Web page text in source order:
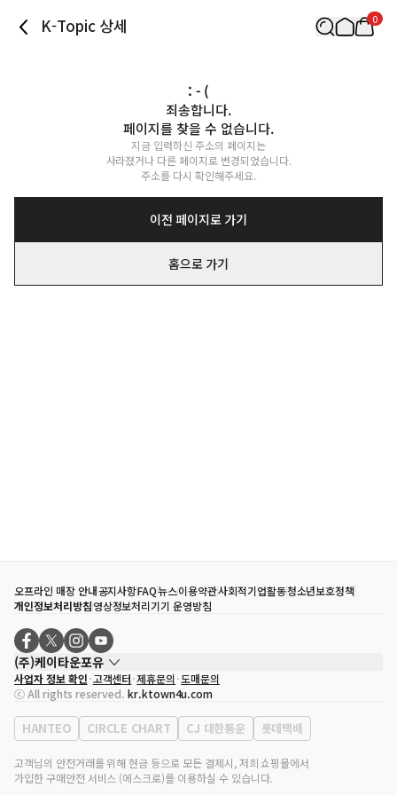
K-Topic 상세 0
: - (
죄송합니다.
페이지를 찾을 수 없습니다.
지금 입력하신 주소의 페이지는
사라졌거나 다른 페이지로 변경되었습니다.
주소를 다시 확인해주세요.
이전 페이지로 가기
홈으로 가기
오프라인 매장 안내공지사항FAQ뉴스이용약관사회적기업활동청소년보호정책
개인정보처리방침영상정보처리기기 운영방침
(주)케이타운포유
대표자
송효민
사업자등록번호
120-87-71116
통신판매업 신고번호 제2011-서울강남-02223
대표전화
02-552-9855
사업자 정보 확인 고객센터 제휴문의 도매문의
ⓒ All rights reserved. kr.ktown4u.com
HANTEO CIRCLE CHART CJ 대한통운 롯데택배
고객님의 안전거래를 위해 현금 등으로 모든 결제시, 저희 쇼핑몰에서
가입한 구매안전 서비스 (에스크로)를 이용하실 수 있습니다.